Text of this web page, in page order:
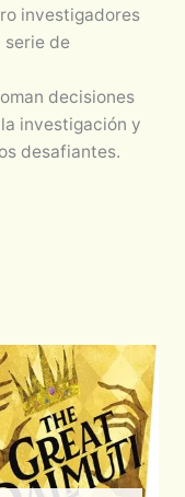
investigadores
serie de
decisiones
investigación y
desafiantes.